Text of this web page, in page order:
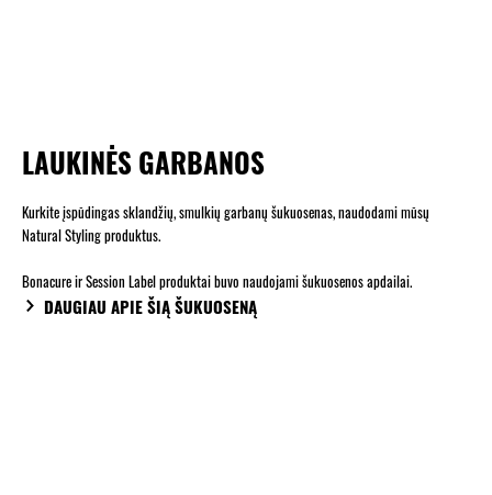
LAUKINĖS GARBANOS
Kurkite įspūdingas sklandžių, smulkių garbanų šukuosenas, naudodami mūsų
Natural Styling produktus.
Bonacure ir Session Label produktai buvo naudojami šukuosenos apdailai.
DAUGIAU APIE ŠIĄ ŠUKUOSENĄ